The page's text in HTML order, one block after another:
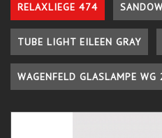
RELAXLIEGE 474
TUBE LIGHT EILEEN GRAY
WAGENFELD GLASLAMPE